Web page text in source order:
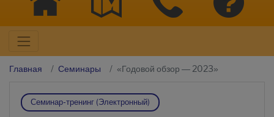
Главная Семинары «Годовой обзор — 2023»
Семинар-тренинг (Электронный)